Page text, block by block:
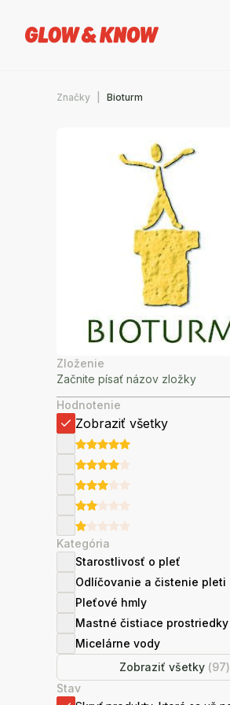
Značky Bioturm
Zloženie
Hodnotenie
Zobraziť všetky
Kategória
Starostlivosť o pleť
Odlíčovanie a čistenie pleti
Pleťové hmly
Mastné čistiace prostriedky
Micelárne vody
Zobraziť všetky (97)
Stav